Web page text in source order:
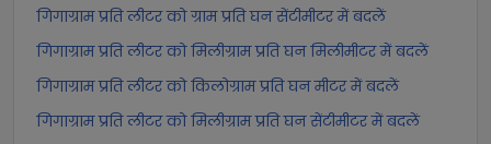
गिगाग्राम प्रति लीटर को ग्राम प्रति घन सेंटीमीटर में बदलें
गिगाग्राम प्रति लीटर को मिलीग्राम प्रति घन मिलीमीटर में बदलें
गिगाग्राम प्रति लीटर को किलोग्राम प्रति घन मीटर में बदलें
गिगाग्राम प्रति लीटर को मिलीग्राम प्रति घन सेंटीमीटर में बदलें